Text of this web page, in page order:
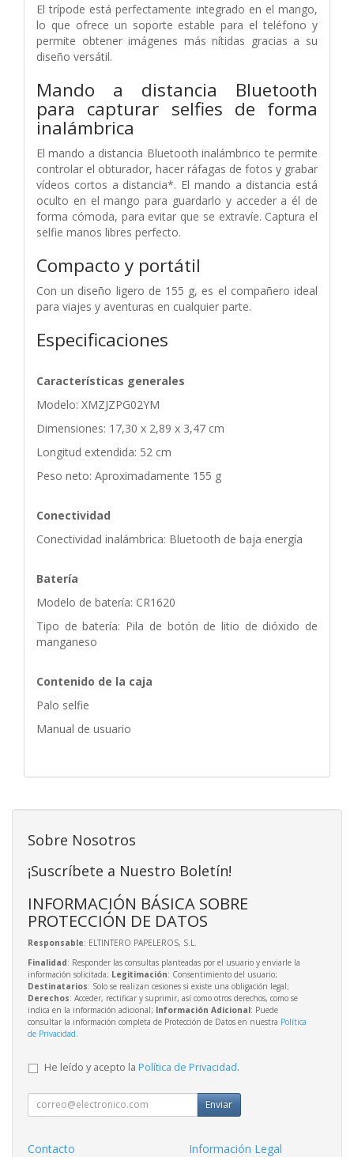
El trípode está perfectamente integrado en el mango,
lo que ofrece un soporte estable para el teléfono y
permite obtener imágenes más nítidas gracias a su
diseño versátil.
Mando a distancia Bluetooth
para capturar selfies de forma
inalámbrica
El mando a distancia Bluetooth inalámbrico te permite
controlar el obturador, hacer ráfagas de fotos y grabar
vídeos cortos a distancia*. El mando a distancia está
oculto en el mango para guardarlo y acceder a él de
forma cómoda, para evitar que se extravíe. Captura el
selfie manos libres perfecto.
Compacto y portátil
Con un diseño ligero de 155 g, es el compañero ideal
para viajes y aventuras en cualquier parte.
Especificaciones
Características generales
Modelo: XMZJZPG02YM
Dimensiones: 17,30 x 2,89 x 3,47 cm
Longitud extendida: 52 cm
Peso neto: Aproximadamente 155 g
Conectividad
Conectividad inalámbrica: Bluetooth de baja energía
Batería
Modelo de batería: CR1620
Tipo de batería: Pila de botón de litio de dióxido de
manganeso
Contenido de la caja
Palo selfie
Manual de usuario
Sobre Nosotros
¡Suscríbete a Nuestro Boletín!
INFORMACIÓN BÁSICA SOBRE
PROTECCIÓN DE DATOS
Responsable: ELTINTERO PAPELEROS, S.L.
Finalidad: Responder las consultas planteadas por el usuario y enviarle la
información solicitada; Legitimación: Consentimiento del usuario;
Destinatarios: Solo se realizan cesiones si existe una obligación legal;
Derechos: Acceder, rectificar y suprimir, así como otros derechos, como se
indica en la información adicional; Información Adicional: Puede
consultar la información completa de Protección de Datos en nuestra Política
de Privacidad
He leído y acepto la Política de Privacidad.
Enviar
Contacto Información Legal